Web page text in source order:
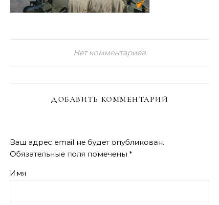
Нет комментариев
ДОБАВИТЬ КОММЕНТАРИЙ
Ваш адрес email не будет опубликован.
Обязательные поля помечены *
Имя